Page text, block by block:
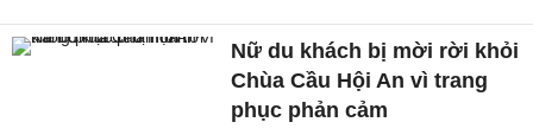
Nữ du khách bị mời rời khỏi
Chùa Cầu Hội An vì trang
phục phản cảm